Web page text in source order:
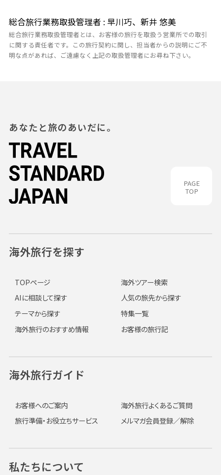
総合旅行業務取扱管理者 : 早川巧、新井 悠美
総合旅行業務取扱管理者とは、お客様の旅行を取扱う営業所での取引
に関する責任者です。この旅行契約に関し、担当者からの説明にご不
明な点があれば、ご遠慮なく上記の取扱管理者にお尋ね下さい。
PAGE
TOP
あなたと旅のあいだに。
海外旅行を探す
TOPページ
海外ツアー検索
AIに相談して探す
人気の旅先から探す
テーマから探す
特集一覧
海外旅行のおすすめ情報
お客様の旅行記
海外旅行ガイド
お客様へのご案内
海外旅行よくあるご質問
旅行準備・お役立ちサービス
メルマガ会員登録／解除
私たちについて